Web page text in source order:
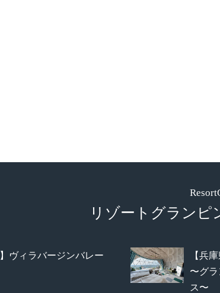
リゾートグランピ
】ヴィラバージンバレー
【兵
〜グ
ス〜